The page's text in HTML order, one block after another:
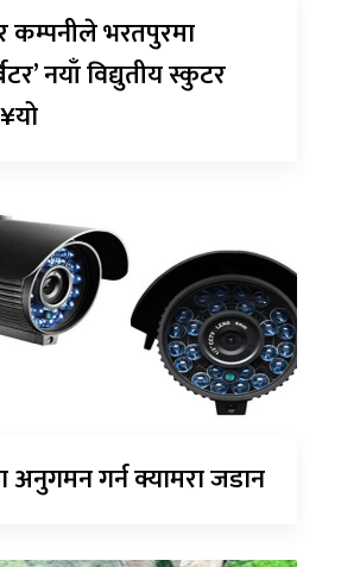
कम्पनीले भरतपुरमा
नयाँ विद्युतीय स्कुटर
अनुगमन गर्न क्यामरा जडान